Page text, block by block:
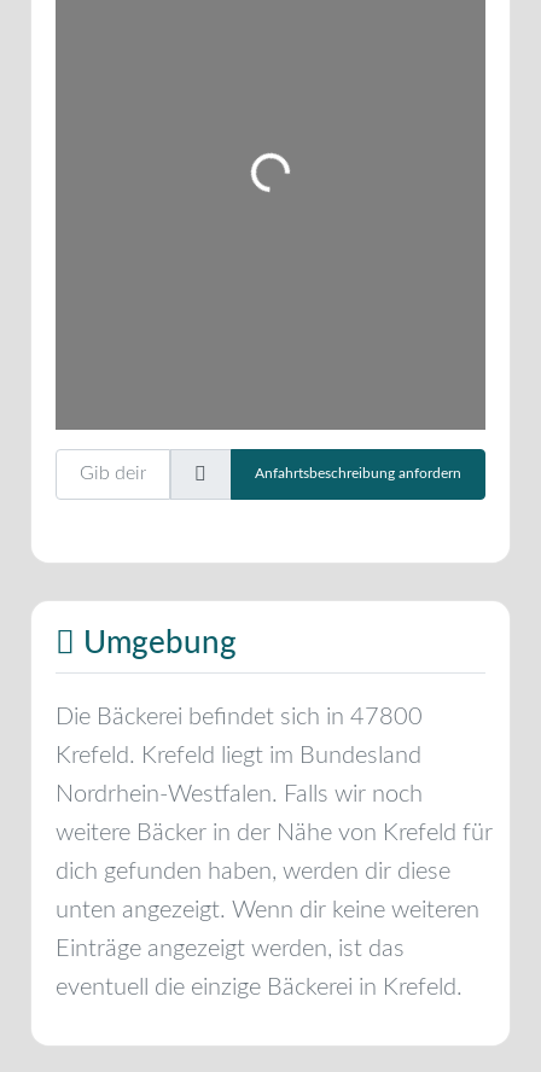
Wird geladen …
Gib deinen Standort ein.
Anfahrtsbeschreibung anfordern
Umgebung
Die Bäckerei befindet sich in 47800
Krefeld. Krefeld liegt im Bundesland
Nordrhein-Westfalen. Falls wir noch
weitere Bäcker in der Nähe von Krefeld für
dich gefunden haben, werden dir diese
unten angezeigt. Wenn dir keine weiteren
Einträge angezeigt werden, ist das
eventuell die einzige Bäckerei in Krefeld.